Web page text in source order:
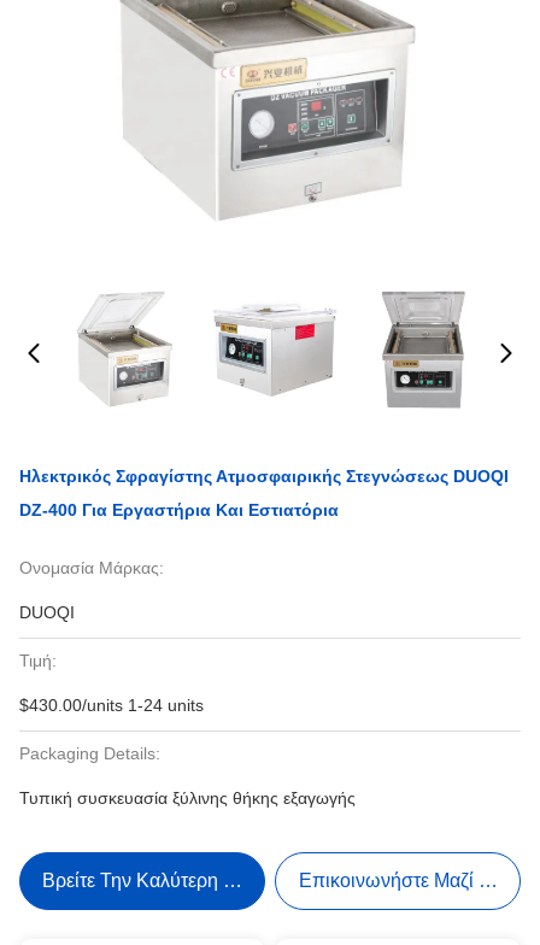
Ηλεκτρικός Σφραγίστης Ατμοσφαιρικής Στεγνώσεως DUOQI
DZ-400 Για Εργαστήρια Και Εστιατόρια
Ονομασία Μάρκας:
DUOQI
Τιμή:
$430.00/units 1-24 units
Packaging Details:
Τυπική συσκευασία ξύλινης θήκης εξαγωγής
Βρείτε Την Καλύτερη Τιμή Επικοινωνήστε Μαζί Μας